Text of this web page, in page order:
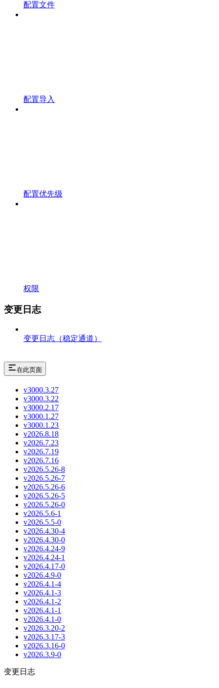
配置文件
配置导入
配置优先级
权限
变更日志
变更日志（稳定通道）
在此页面
v3000.3.27
v3000.3.22
v3000.2.17
v3000.1.27
v3000.1.23
v2026.8.18
v2026.7.23
v2026.7.19
v2026.7.16
v2026.5.26-8
v2026.5.26-7
v2026.5.26-6
v2026.5.26-5
v2026.5.26-0
v2026.5.6-1
v2026.5.5-0
v2026.4.30-4
v2026.4.30-0
v2026.4.24-9
v2026.4.24-1
v2026.4.17-0
v2026.4.9-0
v2026.4.1-4
v2026.4.1-3
v2026.4.1-2
v2026.4.1-1
v2026.4.1-0
v2026.3.20-2
v2026.3.17-3
v2026.3.16-0
v2026.3.9-0
变更日志